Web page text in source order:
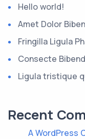
Hello world!
Amet Dolor
Fringilla Ligula
Consecte
Ligula tristique
Recent
A WordPress